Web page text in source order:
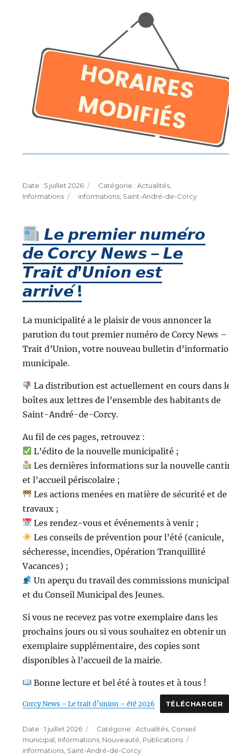
Publié
le
5 juillet 2026 Catégories
Actualités,
Informations
Étiquettes
informations, Saint-André-de-Corcy
𝙇𝙚 𝙥𝙧𝙚𝙢𝙞𝙚𝙧 𝙣𝙪𝙢𝙚́𝙧𝙤
𝙙𝙚 𝘾𝙤𝙧𝙘𝙮 𝙉𝙚𝙬𝙨 – 𝙇𝙚
𝙏𝙧𝙖𝙞𝙩 𝙙’𝙐𝙣𝙞𝙤𝙣 𝙚𝙨𝙩
𝙖𝙧𝙧𝙞𝙫𝙚́ !
La municipalité a le plaisir de vous annoncer la
parution du tout premier numéro de Corcy News –
Trait d’Union, votre nouveau bulletin
municipale.
La distribution est actuellement en cours dans
boîtes aux lettres de l’ensemble des habitants de
Saint-André-de-Corcy.
Au fil de ces pages, retrouvez :
L’édito de la nouvelle municipalité ;
Les dernières informations sur la nouvelle
et l’accueil périscolaire ;
Les actions menées en matière de sécurité et de
travaux ;
Les rendez-vous et événements à venir ;
Les conseils de prévention pour l’été (canicule,
sécheresse, incendies, Opération Tranquillité
Vacances) ;
Un aperçu du travail des commissions
et du Conseil Municipal des Jeunes.
Si vous ne recevez pas votre exemplaire dans les
prochains jours ou si vous souhaitez en obtenir un
exemplaire supplémentaire, des copies sont
disponibles à l’accueil de la mairie.
Bonne lecture et bel été à toutes et à tous !
Corcy News – Le trait d’union – été 2026 TÉLÉCHARGER
Publié
le
1 juillet 2026 Catégories
Actualités, Conseil
municipal Informations, Nouveauté Publications
informations, Saint-André-de-Corcy